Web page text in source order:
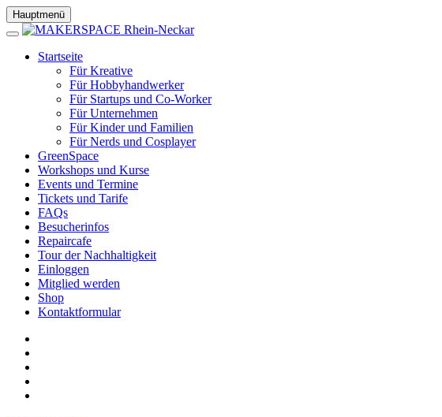
Hauptmenü
Startseite
Für Kreative
Für Hobbyhandwerker
Für Startups und Co-Worker
Für Unternehmen
Für Kinder und Familien
Für Nerds und Cosplayer
GreenSpace
Workshops und Kurse
Events und Termine
Tickets und Tarife
FAQs
Besucherinfos
Repaircafe
Tour der Nachhaltigkeit
Einloggen
Mitglied werden
Shop
Kontaktformular